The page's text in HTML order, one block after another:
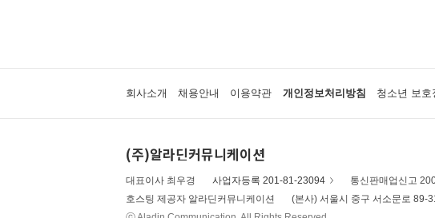
회사소개 채용안내 이용약관 개인정보처리방침 청소년 보호
(주)알라딘커뮤니케이션
대표이사 최우경 사업자등록 201-81-23094 통신판매업신고
호스팅 제공자 알라딘커뮤니케이션
(본사) 서울시 중구 서소문로 89-